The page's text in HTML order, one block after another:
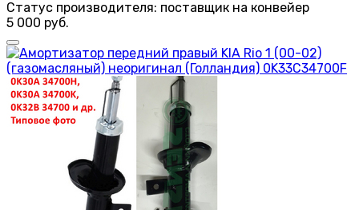
Статус производителя: поставщик на конвейер
5 000 руб.